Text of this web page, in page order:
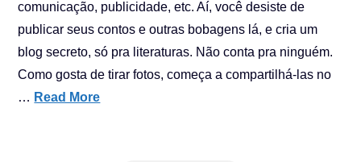
comunicação, publicidade, etc. Aí, você desiste de
publicar seus contos e outras bobagens lá, e cria um
blog secreto, só pra literaturas. Não conta pra ninguém.
Como gosta de tirar fotos, começa a compartilhá-las no
… Read More